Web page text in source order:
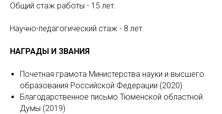
Общий стаж работы - 15 лет.
Научно-педагогический стаж - 8 лет.
НАГРАДЫ И ЗВАНИЯ
Почетная грамота Министерства науки и высшего
образования Российской Федерации (2020)
Благодарственное письмо Тюменской областной
Думы (2019)